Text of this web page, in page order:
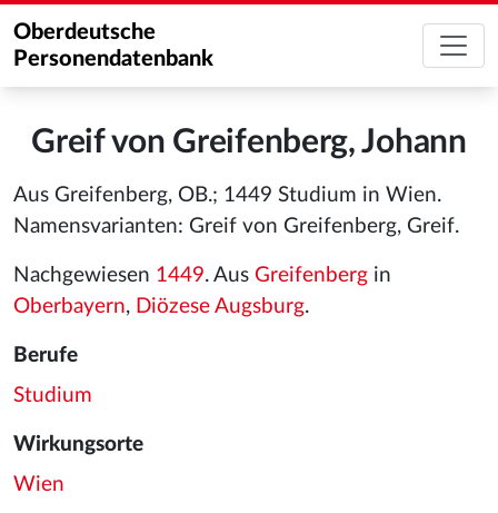
Oberdeutsche
Personendatenbank
Greif von Greifenberg, Johann
Aus Greifenberg, OB.; 1449 Studium in Wien.
Namensvarianten: Greif von Greifenberg, Greif.
Nachgewiesen 1449. Aus Greifenberg in
Oberbayern, Diözese Augsburg.
Berufe
Studium
Wirkungsorte
Wien